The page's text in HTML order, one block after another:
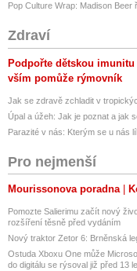
Pop Culture Wrap: Madison
Zdraví
Podpořte dětskou imunitu
vším pomůže rýmovník
Jak se zdravě zchladit v
Úpal a úžeh: Jak je poznat a jak
Parazité v nás: Kterým se u nás
Pro nejmenší
Mourissonova poradna
Pomozte Salierimu začít nový
rozšíření těsně před vydáním
Nový traktor Zetor 6: Brněnská
Ostuda Xboxu One může
do digitálu se rýsoval již před 13